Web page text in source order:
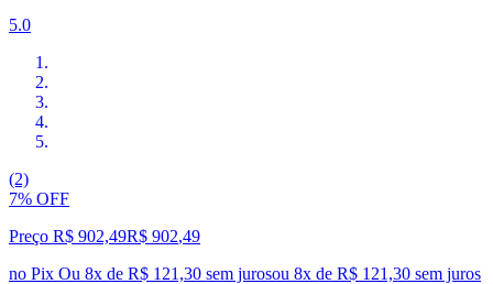
5.0
(2)
7% OFF
Preço R$ 902,49R$ 902,49
no Pix Ou 8x de R$ 121,30 sem jurosou 8x de R$ 121,30 sem juros